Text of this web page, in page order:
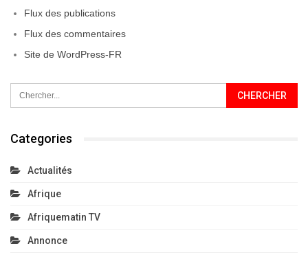
Flux des publications
Flux des commentaires
Site de WordPress-FR
Categories
Actualités
Afrique
Afriquematin TV
Annonce